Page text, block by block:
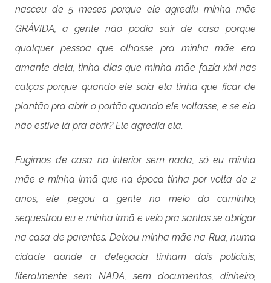
nasceu de 5 meses porque ele agrediu minha mãe
GRÁVIDA, a gente não podia sair de casa porque
qualquer pessoa que olhasse pra minha mãe era
amante dela, tinha dias que minha mãe fazia xixi nas
calças porque quando ele saia ela tinha que ficar de
plantão pra abrir o portão quando ele voltasse, e se ela
não estive lá pra abrir? Ele agredia ela.
Fugimos de casa no interior sem nada, só eu minha
mãe e minha irmã que na época tinha por volta de 2
anos, ele pegou a gente no meio do caminho,
sequestrou eu e minha irmã e veio pra santos se abrigar
na casa de parentes. Deixou minha mãe na Rua, numa
cidade aonde a delegacia tinham dois policiais,
literalmente sem NADA, sem documentos, dinheiro,